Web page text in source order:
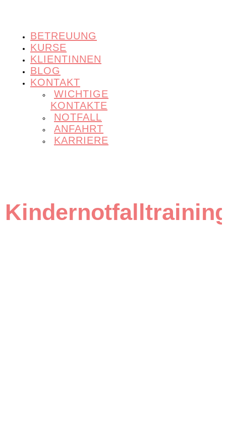
BETREUUNG
KURSE
KLIENTINNEN
BLOG
KONTAKT
WICHTIGE
KONTAKTE
NOTFALL
ANFAHRT
KARRIERE